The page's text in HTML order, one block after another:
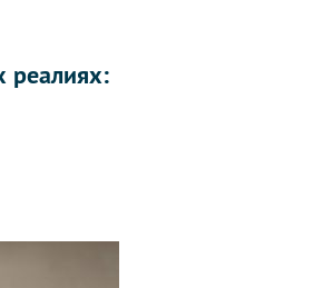
реалиях: